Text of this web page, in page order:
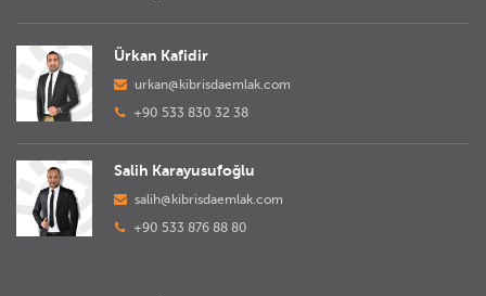
Ürkan Kafidir
urkan@kibrisdaemlak.com
+90 533 830 32 38
Salih Karayusufoğlu
salih@kibrisdaemlak.com
+90 533 876 88 80